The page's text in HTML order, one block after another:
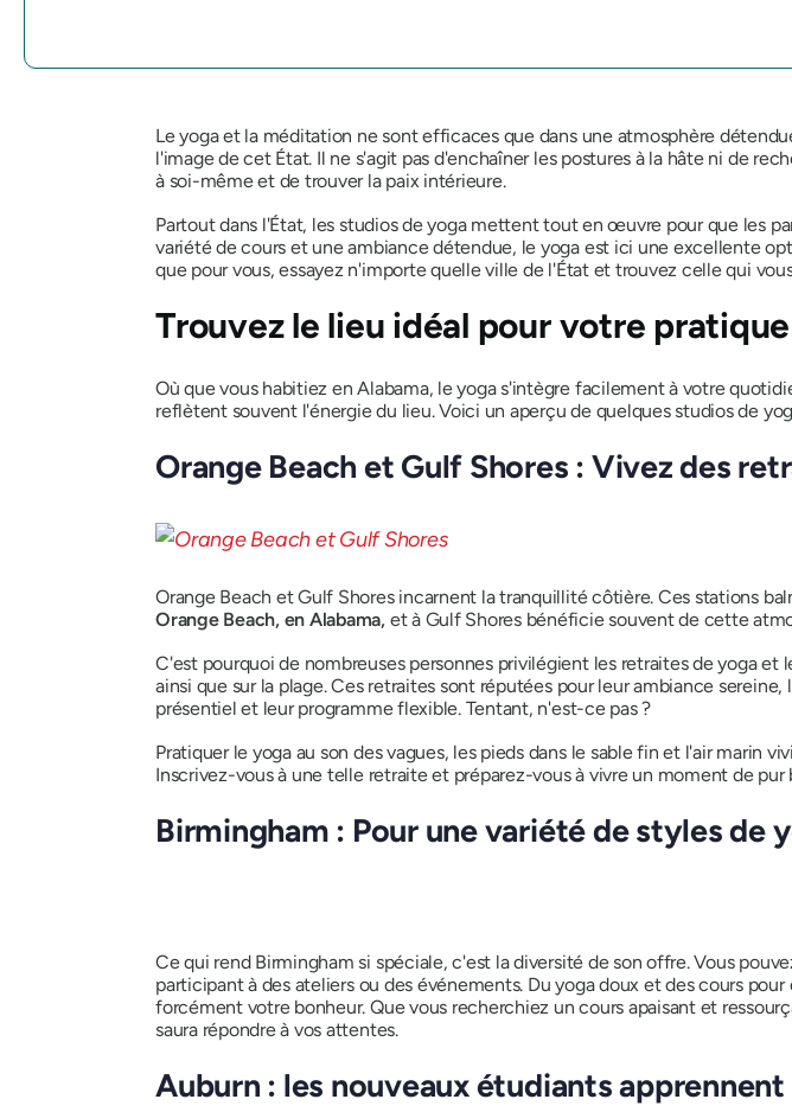
Le yoga et la méditation ne sont efficaces que dans une atmosphère
l'image de cet État. Il ne s'agit pas d'enchaîner les postures à la hâte ni de
à soi-même et de trouver la paix intérieure.
Partout dans l'État, les studios de yoga mettent tout en œuvre pour que les
variété de cours et une ambiance détendue, le yoga est ici une excellente
que pour vous, essayez n'importe quelle ville de l'État et trouvez celle qui
Trouvez le lieu idéal pour votre
Où que vous habitiez en Alabama, le yoga s'intègre facilement à votre
reflètent souvent l'énergie du lieu. Voici un aperçu de quelques studios de
Orange Beach et Gulf Shores : Vivez des
Orange Beach et Gulf Shores incarnent la tranquillité côtière. Ces stations
Orange Beach, en Alabama, et à Gulf Shores bénéficie souvent de cette
C'est pourquoi de nombreuses personnes privilégient les retraites de yoga
ainsi que sur la plage. Ces retraites sont réputées pour leur ambiance
présentiel et leur programme flexible. Tentant, n'est-ce pas ?
Pratiquer le yoga au son des vagues, les pieds dans le sable fin et l'air marin
Inscrivez-vous à une telle retraite et préparez-vous à vivre un moment de pur
Birmingham : Pour une variété de styles de
Ce qui rend Birmingham si spéciale, c'est la diversité de son offre. Vous
participant à des ateliers ou des événements. Du yoga doux et des cours
forcément votre bonheur. Que vous recherchiez un cours apaisant et
saura répondre à vos attentes.
Auburn : les nouveaux étudiants